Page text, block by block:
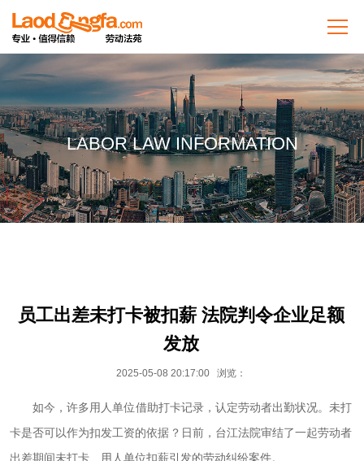
LABOR LAW INFORMATION
员工出差未打卡被扣薪 法院判令企业足额
发放
2025-05-08 20:17:00 浏览：
如今，许多用人单位借助打卡记录，认定劳动者出勤状况。未打
卡是否可以作为扣发工资的依据？日前，台江法院审结了一起劳动者
出差期间未打卡、用人单位扣薪引发的劳动纠纷案件。